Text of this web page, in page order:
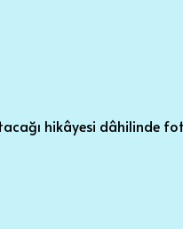
hikâyesi dâhilinde